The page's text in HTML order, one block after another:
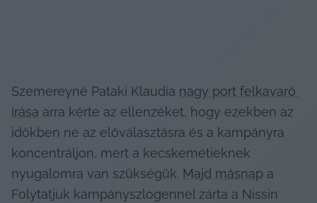
Szemereyné Pataki Klaudia nagy port felkavaró
írása arra kérte az ellenzéket, hogy ezekben az
időkben ne az előválasztásra és a kampányra
koncentráljon, mert a kecskemétieknek
nyugalomra van szükségük. Majd másnap a
Folytatjuk kampányszlogennel zárta a Nissin